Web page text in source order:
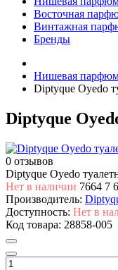
Восточная
Винтажная
Бренды
Нишевая
Diptyque Oyedo
Diptyque
0 отзывов
Diptyque Oyedo
Нет в наличии 7664 7
Производитель:
Доступность: Нет в
Код товара: 28858-005